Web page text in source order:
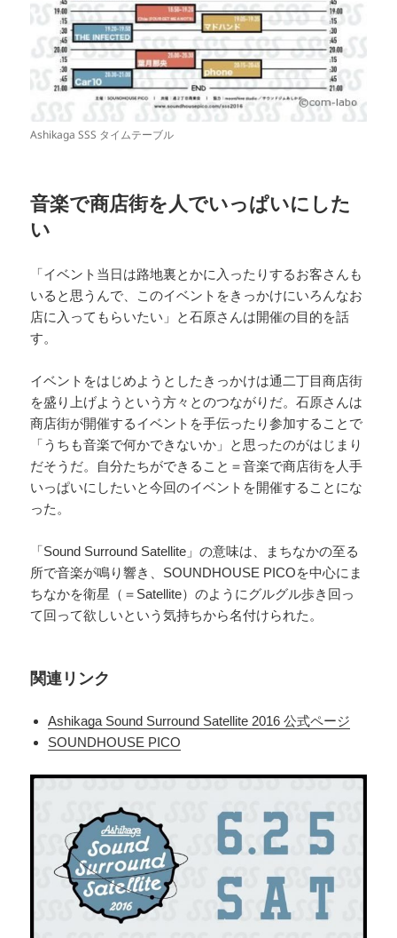
Ashikaga SSS タイムテーブル
音楽で商店街を人でいっぱいにした
い
「イベント当日は路地裏とかに入ったりするお客さんも
いると思うんで、このイベントをきっかけにいろんなお
店に入ってもらいたい」と石原さんは開催の目的を話
す。
イベントをはじめようとしたきっかけは通二丁目商店街
を盛り上げようという方々とのつながりだ。石原さんは
商店街が開催するイベントを手伝ったり参加することで
「うちも音楽で何かできないか」と思ったのがはじまり
だそうだ。自分たちができること＝音楽で商店街を人手
いっぱいにしたいと今回のイベントを開催することにな
った。
「Sound Surround Satellite」の意味は、まちなかの至る
所で音楽が鳴り響き、SOUNDHOUSE PICOを中心にま
ちなかを衛星（＝Satellite）のようにグルグル歩き回っ
て回って欲しいという気持ちから名付けられた。
関連リンク
Ashikaga Sound Surround Satellite 2016 公式ページ
SOUNDHOUSE PICO